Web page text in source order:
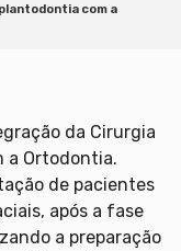
com a
da Cirurgia
a Ortodontia.
de pacientes
após a fase
a preparação